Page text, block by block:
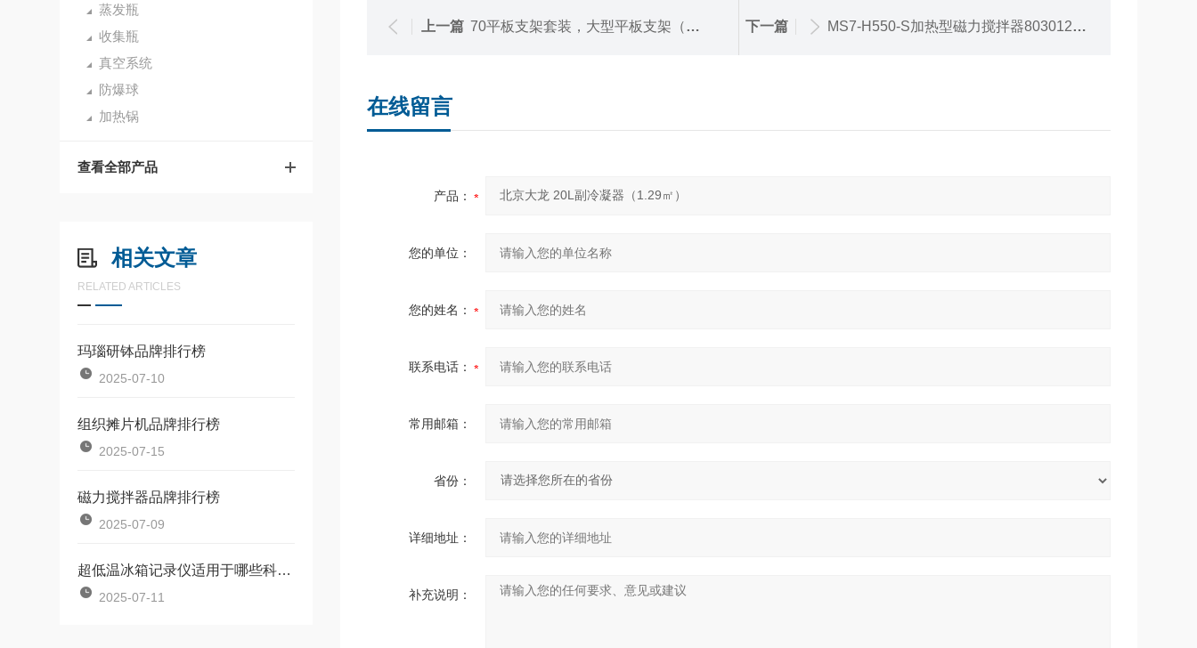
蒸发瓶
收集瓶
真空系统
防爆球
加热锅
查看全部产品
相关文章
RELATED ARTICLES
玛瑙研钵品牌排行榜
2025-07-10
组织摊片机品牌排行榜
2025-07-15
磁力搅拌器品牌排行榜
2025-07-09
超低温冰箱记录仪适用于哪些科研领域？
2025-07-11
上一篇 70平板支架套装，大型平板支架（18900497） 下一篇 MS7-H550-S加热型磁力搅拌器8030122211大龙磁力搅拌器
在线留言
产品：
您的单位：
您的姓名：
联系电话：
常用邮箱：
省份：
详细地址：
补充说明：